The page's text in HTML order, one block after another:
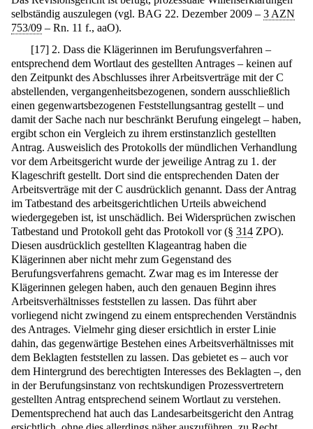
selbständig auszulegen (vgl. BAG 22. Dezember 2009 – 3 AZN
753/09 – Rn. 11 f., aaO).
[17] 2. Dass die Klägerinnen im Berufungsverfahren –
entsprechend dem Wortlaut des gestellten Antrages – keinen auf
den Zeitpunkt des Abschlusses ihrer Arbeitsverträge mit der C
abstellenden, vergangenheitsbezogenen, sondern ausschließlich
einen gegenwartsbezogenen Feststellungsantrag gestellt – und
damit der Sache nach nur beschränkt Berufung eingelegt – haben,
ergibt schon ein Vergleich zu ihrem erstinstanzlich gestellten
Antrag. Ausweislich des Protokolls der mündlichen Verhandlung
vor dem Arbeitsgericht wurde der jeweilige Antrag zu 1. der
Klageschrift gestellt. Dort sind die entsprechenden Daten der
Arbeitsverträge mit der C ausdrücklich genannt. Dass der Antrag
im Tatbestand des arbeitsgerichtlichen Urteils abweichend
wiedergegeben ist, ist unschädlich. Bei Widersprüchen zwischen
Tatbestand und Protokoll geht das Protokoll vor (§ 314 ZPO).
Diesen ausdrücklich gestellten Klageantrag haben die
Klägerinnen aber nicht mehr zum Gegenstand des
Berufungsverfahrens gemacht. Zwar mag es im Interesse der
Klägerinnen gelegen haben, auch den genauen Beginn ihres
Arbeitsverhältnisses feststellen zu lassen. Das führt aber
vorliegend nicht zwingend zu einem entsprechenden Verständnis
des Antrages. Vielmehr ging dieser ersichtlich in erster Linie
dahin, das gegenwärtige Bestehen eines Arbeitsverhältnisses mit
dem Beklagten feststellen zu lassen. Das gebietet es – auch vor
dem Hintergrund des berechtigten Interesses des Beklagten –, den
in der Berufungsinstanz von rechtskundigen Prozessvertretern
gestellten Antrag entsprechend seinem Wortlaut zu verstehen.
Dementsprechend hat auch das Landesarbeitsgericht den Antrag